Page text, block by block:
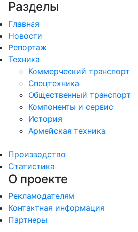
Разделы
Главная
Новости
Репортаж
Техника
Коммерческий транспорт
Спецтехника
Общественный транспорт
Компоненты и сервис
История
Армейская техника
Производство
Статистика
О проекте
Рекламодателям
Контактная информация
Партнеры